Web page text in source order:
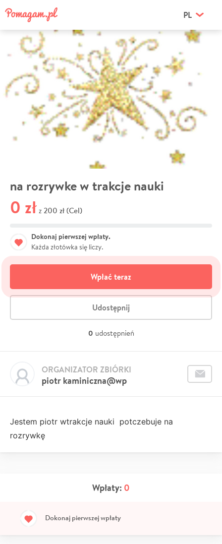
PL
na rozrywke w trakcje nauki
0 zł z 200 zł (Cel)
Dokonaj pierwszej wpłaty.
Każda złotówka się liczy.
Wpłać teraz
Udostępnij
0 udostępnień
piotr kaminiczna@wp
ORGANIZATOR ZBIÓRKI
Jestem piotr wtrakcje nauki potczebuje na
rozrywkę
Wpłaty: 0
Dokonaj pierwszej wpłaty